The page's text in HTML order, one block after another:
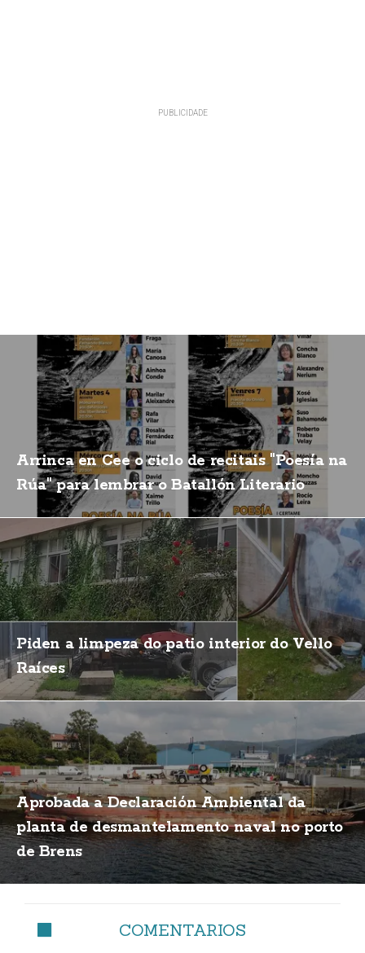
Arrinca en Cee o ciclo de recitais "Poesía na
Rúa" para lembrar o Batallón Literario
Piden a limpeza do patio interior do Vello
Raíces
Aprobada a Declaración Ambiental da
planta de desmantelamento naval no porto
de Brens
COMENTARIOS